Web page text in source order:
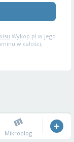
Wykop.pl w jego
w całości,
Mikroblog